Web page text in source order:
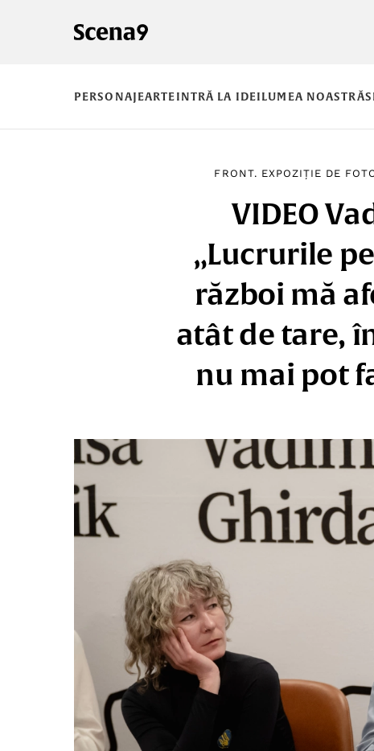
PERSONAJEARTEINTRĂ LA IDEILUMEA NOASTRĂ
FRONT. EXPOZIȚIE DE
VIDEO
„Lucrurile
război mă
atât de tare,
nu mai pot